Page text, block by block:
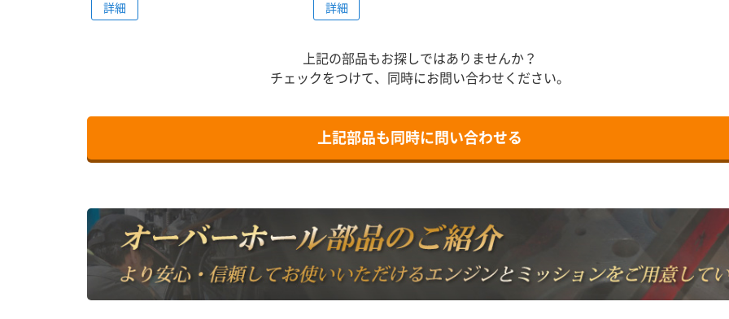
詳細
詳細
上記の部品もお探しではありませんか？
チェックをつけて、同時にお問い合わせください。
上記部品も同時に問い合わせる